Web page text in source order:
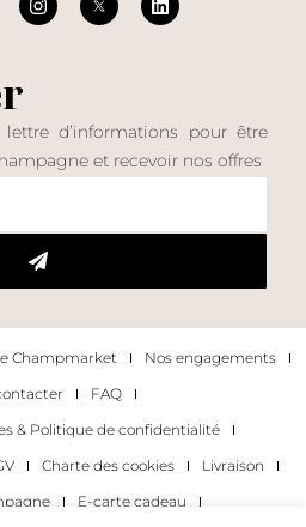
d’informations pour être
et recevoir nos offres
Champmarket
Nos engagements
FAQ
& Politique de confidentialité
Charte des cookies
Livraison
E-carte cadeau